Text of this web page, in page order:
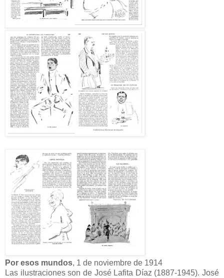
Por esos mundos, 1 de noviembre de 1914
Las ilustraciones son de José Lafita Díaz (1887-1945). José